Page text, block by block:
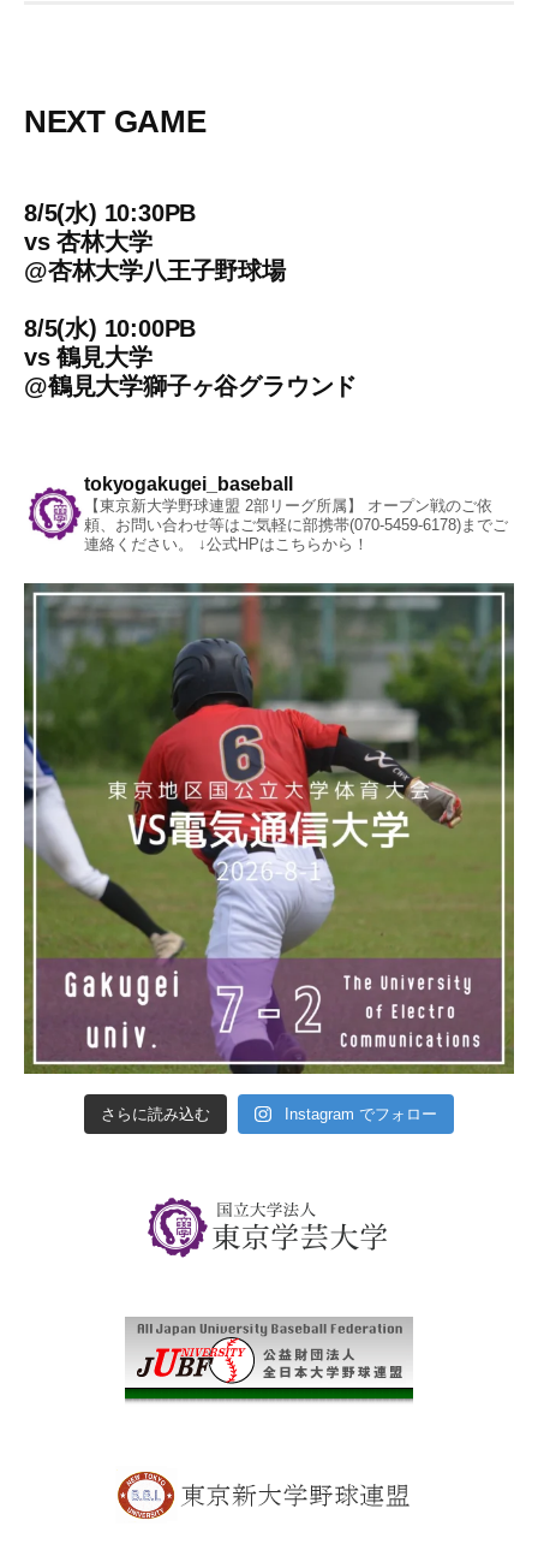
NEXT GAME
8/5(水) 10:30PB
vs杏林大学
@杏林大学八王子野球場
8/5(水) 10:00PB
vs鶴見大学
@鶴見大学獅子ヶ谷グラウンド
tokyogakugei_baseball
【東京新大学野球連盟 2部リーグ所属】
オープン戦のご依
頼、お問い合わせ等はご気軽に部携帯(070-5459-6178)までご
連絡ください。
↓公式HPはこちらから！
さらに読み込む Instagram でフォロー